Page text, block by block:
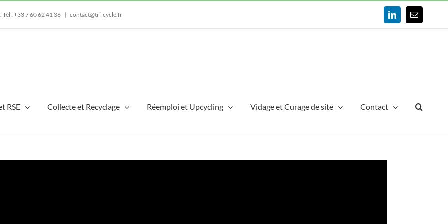
Tél : +33 7 60 62 41 36 | contact@tri-cycle.fr LinkedInEmail
RSE Collecte et Recyclage Réemploi et Upcycling Vidage et Curage de site Contact